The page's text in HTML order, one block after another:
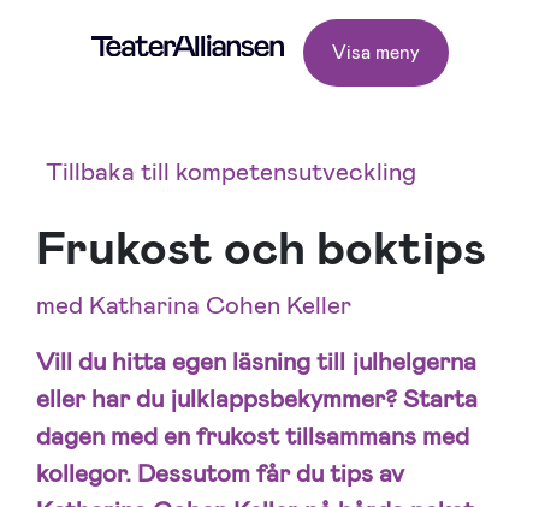
Visa meny
Tillbaka till kompetensutveckling
Frukost och boktips
med Katharina Cohen Keller
Vill du hitta egen läsning till julhelgerna
eller har du julklappsbekymmer? Starta
dagen med en frukost tillsammans med
kollegor. Dessutom får du tips av